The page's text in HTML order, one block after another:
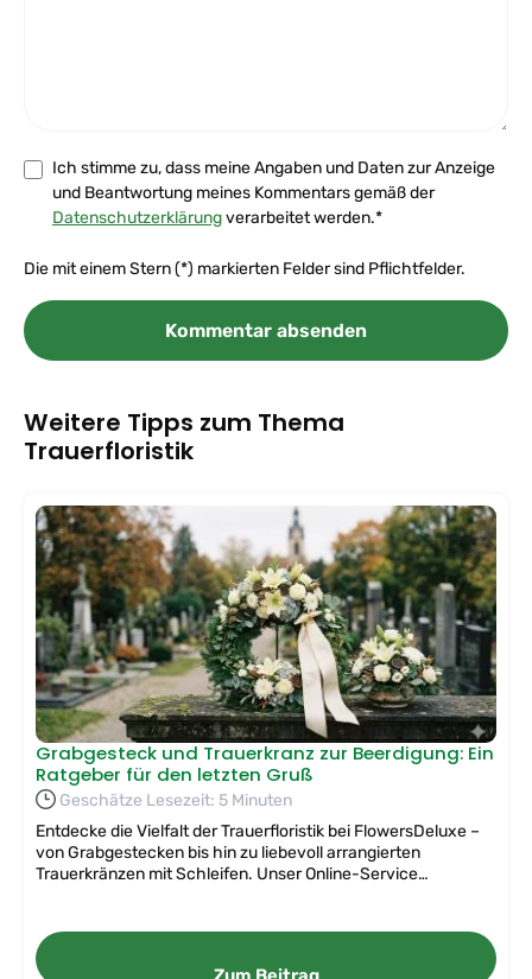
Ich stimme zu, dass meine Angaben und Daten zur Anzeige
und Beantwortung meines Kommentars gemäß der
Datenschutzerklärungverarbeitet werden.*
Die mit einem Stern (*) markierten Felder sind Pflichtfelder.
Kommentar absenden
Weitere Tipps zum Thema
Trauerfloristik
Grabgesteck und Trauerkranz zur Beerdigung: Ein
Ratgeber für den letzten Gruß
Geschätze Lesezeit: 5 Minuten
Entdecke die Vielfalt der Trauerfloristik bei FlowersDeluxe –
von Grabgestecken bis hin zu liebevoll arrangierten
Trauerkränzen mit Schleifen. Unser Online-Service
auf besondere Weise auszudrücken.